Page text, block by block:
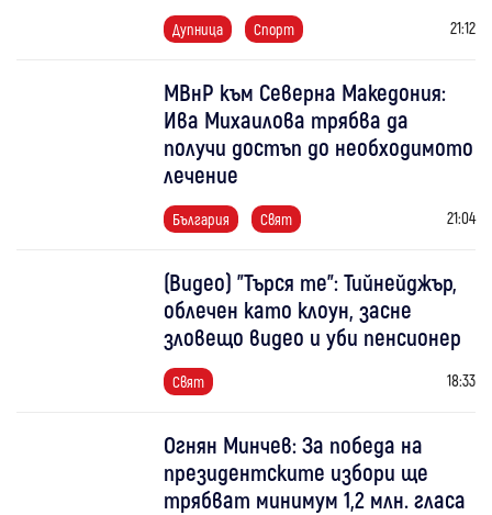
Дупница Спорт 21:12
МВнР към Северна Македония:
Ива Михаилова трябва да
получи достъп до необходимото
лечение
България Свят 21:04
(Видео) "Търся те": Тийнейджър,
облечен като клоун, засне
зловещо видео и уби пенсионер
Свят 18:33
Огнян Минчев: За победа на
президентските избори ще
трябват минимум 1,2 млн. гласа